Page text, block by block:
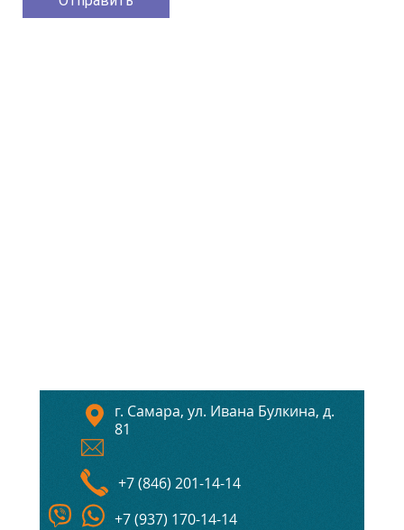
г. Самара, ул. Ивана Булкина, д.
81
+7 (846) 201-14-14
+7 (937) 170-14-14